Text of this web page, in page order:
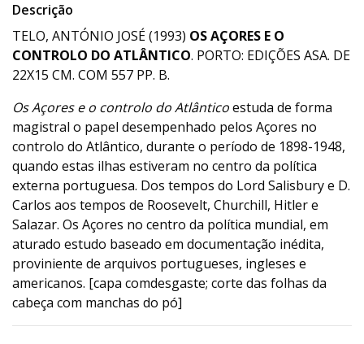
Descrição
TELO, ANTÓNIO JOSÉ (1993) OS AÇORES E O
CONTROLO DO ATLÂNTICO. PORTO: EDIÇÕES ASA. DE
22X15 CM. COM 557 PP. B.
Os Açores e o controlo do Atlânticoestuda de forma
magistral o papel desempenhado pelos Açores no
controlo do Atlântico, durante o período de 1898-1948,
quando estas ilhas estiveram no centro da política
externa portuguesa. Dos tempos do Lord Salisbury e D.
Carlos aos tempos de Roosevelt, Churchill, Hitler e
Salazar. Os Açores no centro da política mundial, em
aturado estudo baseado em documentação inédita,
proviniente de arquivos portugueses, ingleses e
americanos. [capa comdesgaste; corte das folhas da
cabeça com manchas do pó]